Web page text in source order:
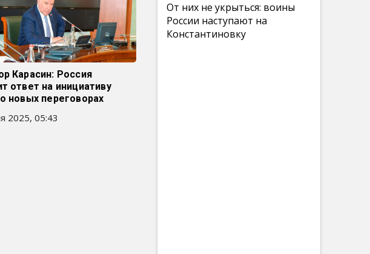
Карасин: Россия
ответ на инициативу
новых переговорах
2025, 05:43
От них не укрыться: воины
России наступают на
Константиновку